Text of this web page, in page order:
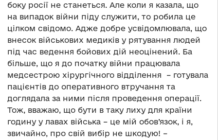
боку росії не станеться. Але коли я казала, що
на випадок війни піду служити, то робила це
цілком свідомо. Адже добре усвідомлювала, що
внесок військових медиків у рятування людей
під час ведення бойових дій неоцінений. Ба
більше, що я до початку війни працювала
медсестрою хірургічного відділення – готувала
пацієнтів до оперативного втручання та
доглядала за ними після проведення операції.
Тож, вважаю, що бути в таку лиху для країни
годину у лавах війська – це мій обов’язок, і я,
звичайно, про свій вибір не шкодую! –